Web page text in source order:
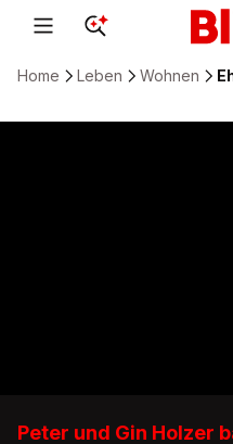
Home Leben Wohnen
Peter und Gin Holzer